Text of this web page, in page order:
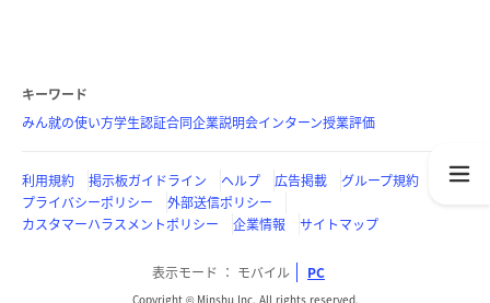
キーワード
みん就の使い方学生認証合同企業説明会インターン授業評価
利用規約 掲示板ガイドライン ヘルプ 広告掲載
グループ規約
プライバシーポリシー
外部送信ポリシー
カスタマーハラスメントポリシー
企業情報 サイトマップ
表示モード モバイル PC
Copyright © Minshu Inc. All rights reserved.